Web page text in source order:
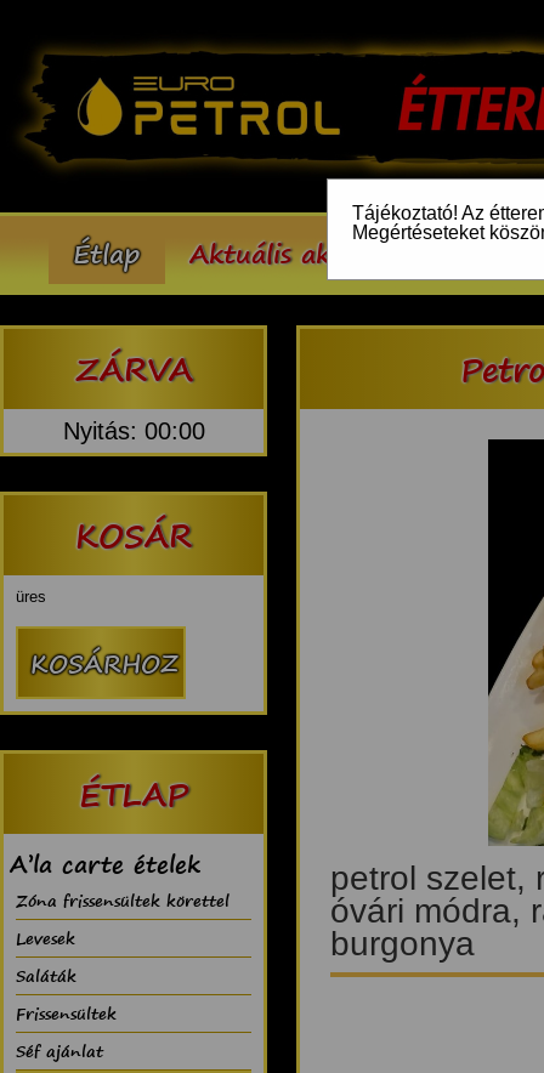
Tájékoztató! Az
Megértéseteket
Étlap Aktuális akcióink
ZÁRVA
Nyitás: 00:00
KOSÁR
üres
ÉTLAP
A’la carte ételek
Zóna frissensültek körettel
Levesek
Saláták
Frissensültek
Séf ajánlat
petrol szelet,
óvári módra,
burgonya